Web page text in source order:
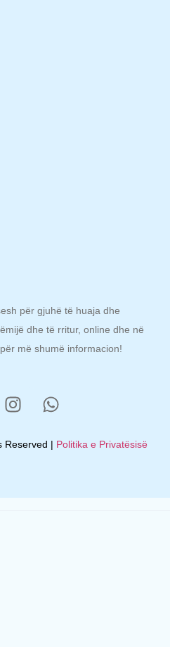
për gjuhë të huaja dhe
dhe të rritur, online dhe në
më shumë informacion!
Reserved | Politika e Privatësisë